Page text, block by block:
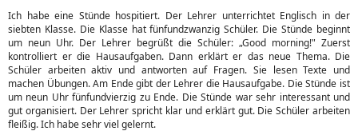
Ich habe eine Stünde hospitiert. Der Lehrer unterrichtet Englisch in der
siebten Klasse. Die Klasse hat fünfundzwanzig Schüler. Die Stünde beginnt
um neun Uhr. Der Lehrer begrüßt die Schüler: „Good morning!" Zuerst
kontrolliert er die Hausaufgaben. Dann erklärt er das neue Thema. Die
Schüler arbeiten aktiv und antworten auf Fragen. Sie lesen Texte und
machen Übungen. Am Ende gibt der Lehrer die Hausaufgabe. Die Stünde ist
um neun Uhr fünfundvierzig zu Ende. Die Stünde war sehr interessant und
gut organisiert. Der Lehrer spricht klar und erklärt gut. Die Schüler arbeiten
fleißig. Ich habe sehr viel gelernt.